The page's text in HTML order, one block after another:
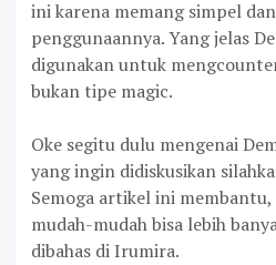
ini karena memang simpel
penggunaannya. Yang jelas
digunakan untuk
bukan tipe magic.
Oke segitu dulu mengenai
yang ingin didiskusikan
Semoga artikel ini
mudah-mudah bisa lebih
dibahas di Irumira.